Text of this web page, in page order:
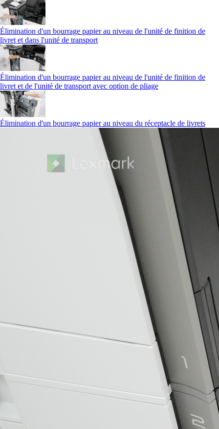
Élimination d'un bourrage papier au niveau de l'unité de finition de
livret et dans l'unité de transport
Élimination d'un bourrage papier au niveau de l'unité de finition de
livret et de l'unité de transport avec option de pliage
Élimination d'un bourrage papier au niveau du réceptacle de livrets